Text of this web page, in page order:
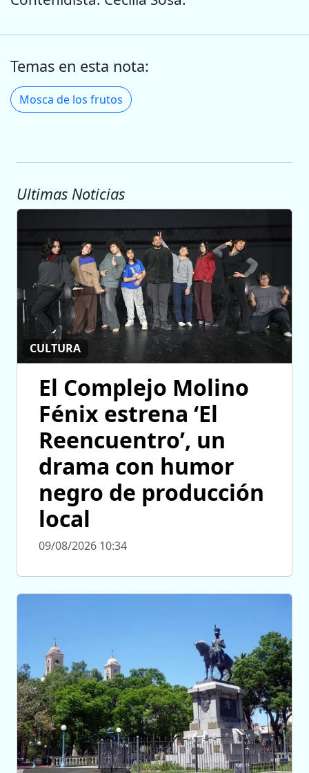
Temas en esta nota:
Mosca de los frutos
Ultimas Noticias
CULTURA
El Complejo Molino
Fénix estrena ‘El
Reencuentro’, un
drama con humor
negro de producción
local
09/08/2026 10:34